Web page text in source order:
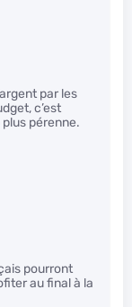
par les
c’est
pérenne.
pourront
au final à la